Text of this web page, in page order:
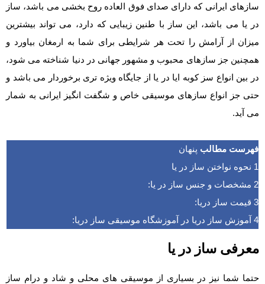
سازهای ایرانی که دارای صدای فوق العاده روح بخشی می باشد، ساز
در یا می باشد، این ساز با طنین زیبایی که دارد، می تواند بیشترین
میزان از آرامش را تحت هر شرایطی برای شما به ارمغان بیاورد و
همچنین جز سازهای محبوب و مشهور جهانی در دنیا شناخته می شود،
در بین انواع سز کوبه ایا در یا از جایگاه ویژه تری برخوردار می باشد و
حتی جز انواع سازهای موسیقی خاص و شگفت انگیز ایرانی به شمار
می آید.
فهرست مطالب پنهان
1 نحوه نواختن ساز در یا
2 مشخصات و جنس ساز در یا:
3 قیمت ساز دریا:
4 آموزش ساز دریا در آموزشگاه موسیقی ساز دریا:
معرفی ساز در یا
حتما شما نیز در بسیاری از موسیقی های محلی و شاد و درام ساز